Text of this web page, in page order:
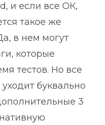
и если все ОК,
такое же
в нем могут
которые
тестов. Но все
буквально
3